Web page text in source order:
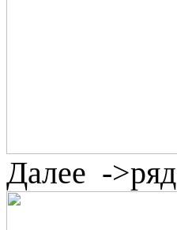
Далее ->ряд